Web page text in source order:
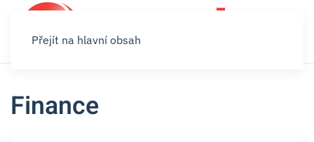
Přejít na hlavní obsah
Finance